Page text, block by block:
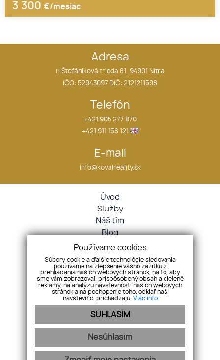
3 300 €/mesiac
Adresa
Štefániková trieda 81, 94901 Nitra
IČO: 52943097 DIČ: 2121211598
Telefón
+421 905 277 870
+421 911 158 121
E-mail
info@kovalreality.sk
Úvod
Služby
Náš tím
Blog
GDPR
Kontakt
Nehnuteľnosti
Byty
Domy
Pozemky
Ostatné
Cookies
Používame cookies
Súbory cookie a ďalšie technológie sledovania
používame na zlepšenie vášho zážitku z
prehliadania našich webových stránok, na to, aby
sme vám zobrazovali prispôsobený obsah a cielené
reklamy, na analýzu návštevnosti našich webových
stránok a na pochopenie toho, odkiaľ naši
návštevníci prichádzajú. Viac info
SÚHLASÍM
Nesúhlasím